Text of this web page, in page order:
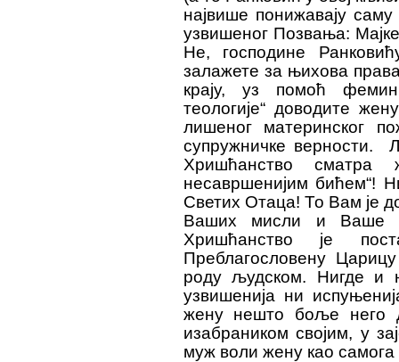
највише понижавају
узвишеног Позвања:
Не, господине
залажете за њихова
крају, уз помоћ
теологије“ доводите
лишеног материнског
супружничке верности.
Хришћанство сматра
несавршенијим бићем“!
Светих Отаца! То Вам је
Ваших мисли и Ваше
Хришћанство је
Преблагословену
роду људском. Нигде и
узвишенија ни
жену нешто боље него
изабраником својим, у
муж воли жену као самога